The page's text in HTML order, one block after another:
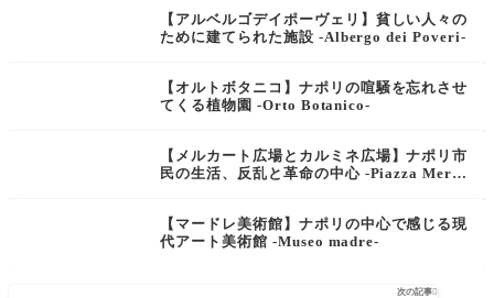
【アルベルゴデイポーヴェリ】貧しい人々の
ために建てられた施設 -Albergo dei Poveri-
【オルトボタニコ】ナポリの喧騒を忘れさせ
てくる植物園 -Orto Botanico-
【メルカート広場とカルミネ広場】ナポリ市
民の生活、反乱と革命の中心 -Piazza Merca
【マードレ美術館】ナポリの中心で感じる現
代アート美術館 -Museo madre-
次の記事